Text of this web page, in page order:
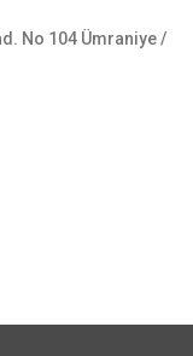
No 104 Ümraniye /